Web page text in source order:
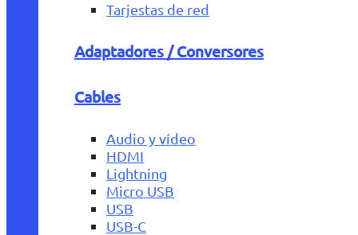
Tarjestas de red
Adaptadores / Conversores
Cables
Audio y vídeo
HDMI
Lightning
Micro USB
USB
USB-C